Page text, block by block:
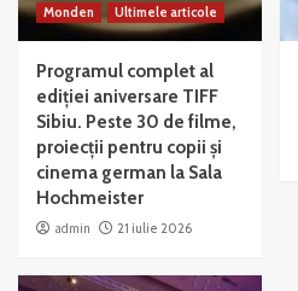
Monden Ultimele articole
Programul complet al
ediției aniversare TIFF
Sibiu. Peste 30 de filme,
proiecții pentru copii și
cinema german la Sala
Hochmeister
admin 21 iulie 2026